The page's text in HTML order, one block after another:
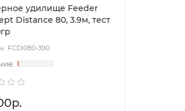
удилище Feeder
Distance 80, 3.9м, тест
FCDI080-390